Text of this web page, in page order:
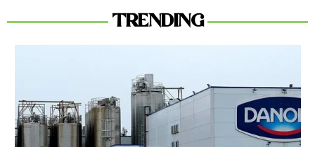
TRENDING